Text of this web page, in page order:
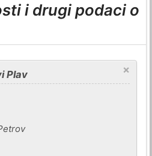
i drugi podaci o
×
Plav